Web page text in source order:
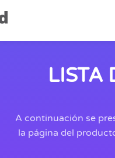
LISTA
A continuación se
la página del